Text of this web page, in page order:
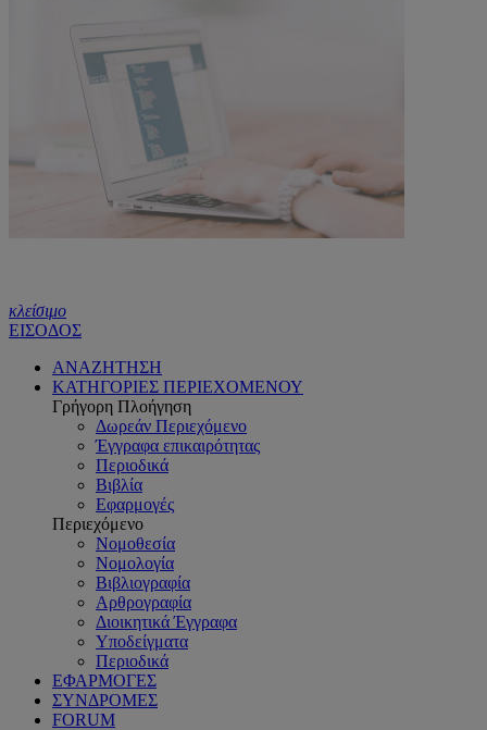
κλείσιμο
ΕΙΣΟΔΟΣ
ΑΝΑΖΗΤΗΣΗ
ΚΑΤΗΓΟΡΙΕΣ ΠΕΡΙΕΧΟΜΕΝΟΥ
Γρήγορη Πλοήγηση
Δωρεάν Περιεχόμενο
Έγγραφα επικαιρότητας
Περιοδικά
Βιβλία
Εφαρμογές
Περιεχόμενο
Νομοθεσία
Νομολογία
Βιβλιογραφία
Αρθρογραφία
Διοικητικά Έγγραφα
Υποδείγματα
Περιοδικά
ΕΦΑΡΜΟΓΕΣ
ΣΥΝΔΡΟΜΕΣ
FORUM